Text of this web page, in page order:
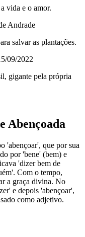
vida e o amor.
Andrade
salvar as plantações.
09/2022
gigante pela própria
Abençoada
'abençoar', que por sua
por 'bene' (bem) e
'dizer bem de
Com o tempo,
a graça divina. No
e depois 'abençoar',
como adjetivo.